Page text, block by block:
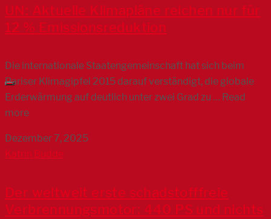
UN: Aktuelle Klimapläne reichen nur für
12 % Emissionsreduktion
Die internationale Staatengemeinschaft hat sich beim
Pariser Klimagipfel 2015 darauf verständigt, die globale
Erderwärmung auf deutlich unter zwei Grad zu … Read
more
Dezember 7, 2025
Katrin Budde
Der weltweit erste schadstofffreie
Verbrennungsmotor: 440 PS und nichts